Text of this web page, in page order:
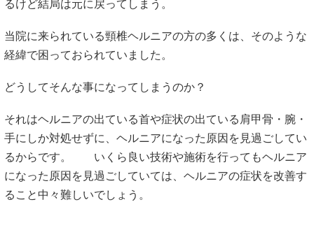
るけど結局は元に戻ってしまう。
当院に来られている頸椎ヘルニアの方の多くは、そのような
経緯で困っておられていました。
どうしてそんな事になってしまうのか？
それはヘルニアの出ている首や症状の出ている肩甲骨・腕・
手にしか対処せずに、ヘルニアになった原因を見過ごしてい
るからです。 いくら良い技術や施術を行ってもヘルニア
になった原因を見過ごしていては、ヘルニアの症状を改善す
ること中々難しいでしょう。